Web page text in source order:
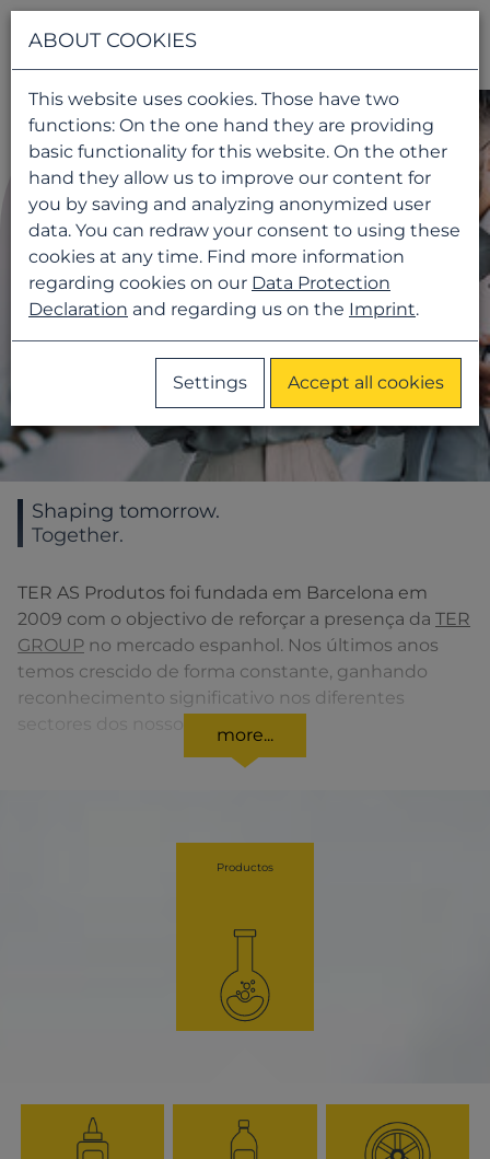
Shaping tomorrow.
Together.
TER AS Produtos foi fundada em Barcelona em
2009 com o objectivo de reforçar a presença da TER
GROUP no mercado espanhol. Nos últimos anos
temos crescido de forma constante, ganhando
reconhecimento significativo nos diferentes
sectores dos nossos Clientes.
Em Janeiro de 2015 uma nova unidade de negócio
A equipe altamente qualificada, apresenta
Fornecedores, sendo um parceiro muito confiável
nas actividades comerciais em Espanha e
Através de um serviço exemplar e profundo
conhecimento do mercado, TER AS obtém a
devidamente equipado, principalmente dedicado à
área de tintas decorativas. Este laboratório tem
more...
Productos
ABOUT COOKIES
This website uses cookies. Those have two
functions: On the one hand they are providing
basic functionality for this website. On the other
hand they allow us to improve our content for
you by saving and analyzing anonymized user
data. You can redraw your consent to using these
cookies at any time. Find more information
regarding cookies on our Data Protection
Declaration and regarding us on the Imprint.
Settings Accept all cookies